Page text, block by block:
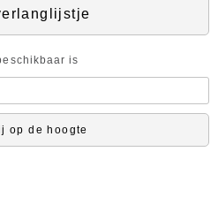
is
op de hoogte